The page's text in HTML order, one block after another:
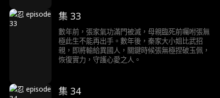
集 33
數年前，張家氣功滿門被滅，母親臨死前囑咐張無
極此生不能再出手。數年後，秦家大小姐比武招
親，即將輸給異國人，關鍵時候張無極捏破玉佩，
恢復實力，守護心愛之人。
集 34